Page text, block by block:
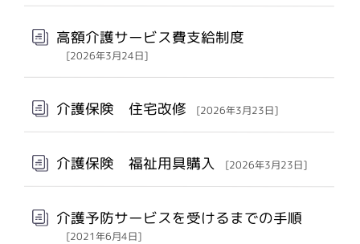
高額介護サービス費支給制度
[2026年3月24日]
介護保険 住宅改修 [2026年3月23日]
介護保険 福祉用具購入 [2026年3月23日]
介護予防サービスを受けるまでの手順
[2021年6月4日]